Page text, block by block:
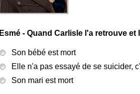
Esmé - Quand Carlisle l'a retrouve
Son bébé est mort
Elle n'a pas essayé de se suicider,
Son mari est mort